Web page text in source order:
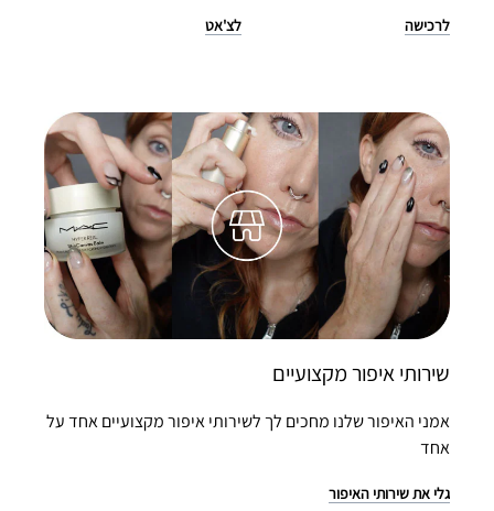
לצ'אט לרכישה
שירותי איפור מקצועיים
אמני האיפור שלנו מחכים לך לשירותי איפור מקצועיים אחד על
אחד
גלי את שירותי האיפור